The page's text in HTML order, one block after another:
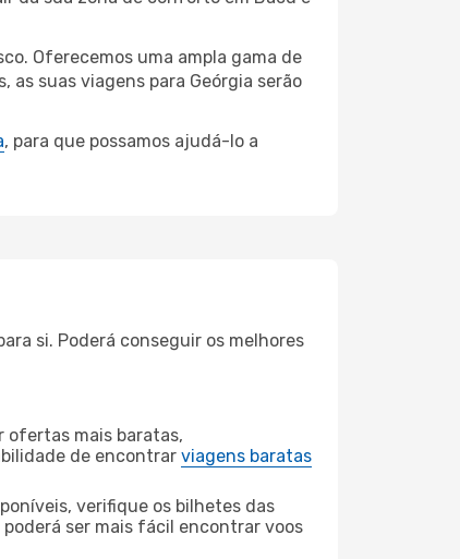
Oferecemos uma ampla gama de
as suas viagens para Geórgia serão
, para que possamos ajudá-lo a
si. Poderá conseguir os melhores
ofertas mais baratas,
de encontrar viagens baratas
verifique os bilhetes das
ser mais fácil encontrar voos